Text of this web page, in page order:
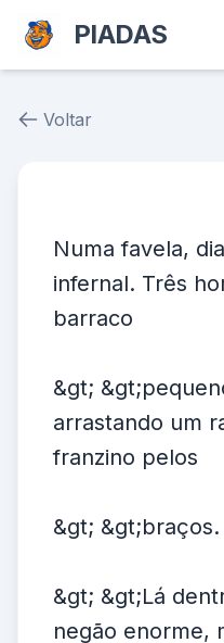
PIADAS
Voltar
Numa favela,
infernal. Três
barraco
&gt;
arrastando um
franzino pelos
&gt; &gt;braços.
&gt; &gt;Lá
negão enorme,